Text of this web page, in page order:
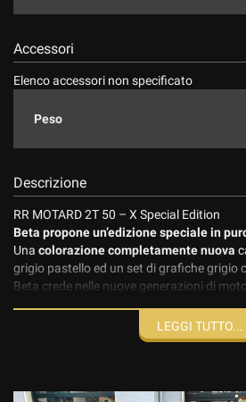
Accessori
Elenco accessori non specificato
Peso
Descrizione
RR MOTARD 2T 50 – X Special Edition
Beta propone un’edizione speciale in
Una colorazione completamente nuova
grigio pastello ed un set di grafiche grigio
Beta crede nelle nuove generazioni di
nuovo restyling
.
cercano una moto speciale, dal look
LEGGI TUTTO...